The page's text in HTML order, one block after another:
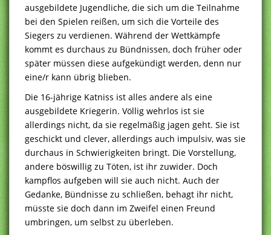
ausgebildete Jugendliche, die sich um die Teilnahme
bei den Spielen reißen, um sich die Vorteile des
Siegers zu verdienen. Während der Wettkämpfe
kommt es durchaus zu Bündnissen, doch früher oder
später müssen diese aufgekündigt werden, denn nur
eine/r kann übrig blieben.
Die 16-jährige Katniss ist alles andere als eine
ausgebildete Kriegerin. Völlig wehrlos ist sie
allerdings nicht, da sie regelmäßig jagen geht. Sie ist
geschickt und clever, allerdings auch impulsiv, was sie
durchaus in Schwierigkeiten bringt. Die Vorstellung,
andere böswillig zu Töten, ist ihr zuwider. Doch
kampflos aufgeben will sie auch nicht. Auch der
Gedanke, Bündnisse zu schließen, behagt ihr nicht,
müsste sie doch dann im Zweifel einen Freund
umbringen, um selbst zu überleben.